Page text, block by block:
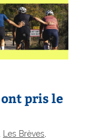
ont pris le
Les Brèves